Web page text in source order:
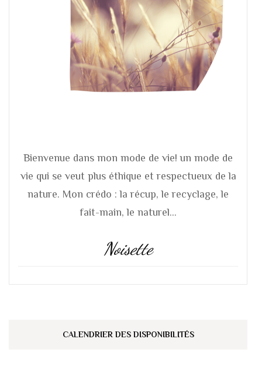
Bienvenue dans mon mode de vie! un mode de
vie qui se veut plus éthique et respectueux de la
nature. Mon crédo : la récup, le recyclage, le
fait-main, le naturel...
Noisette
CALENDRIER DES DISPONIBILITÉS